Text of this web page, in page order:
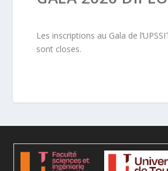
Les inscriptions au Gala de
sont closes.